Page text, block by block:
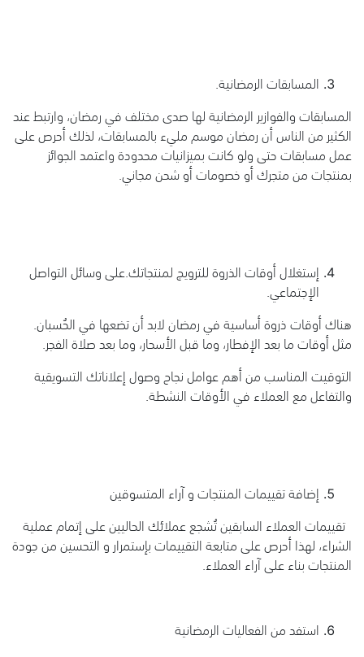
المسابقات الرمضانية.
المسابقات والفوازير الرمضانية لها صدى مختلف في رمضان، وارتبط عند
الكثير من الناس أن رمضان موسم مليء بالمسابقات، لذلك أحرص على
عمل مسابقات حتى ولو كانت بميزانيات محدودة واعتمد الجوائز
بمنتجات من متجرك أو خصومات أو شحن مجاني.
إستغلال أوقات الذروة للترويج لمنتجاتك.على وسائل التواصل
الإجتماعي.
هناك أوقات ذروة أساسية في رمضان لابد أن تضعها في الحُسبان.
مثل أوقات ما بعد الإفطار، وما قبل الأسحار، وما بعد صلاة الفجر.
التوقيت المناسب من أهم عوامل نجاح وصول إعلاناتك التسويقية
والتفاعل مع العملاء في الأوقات النشطة.
إضافة تقييمات المنتجات و آراء المتسوقين
تقييمات العملاء السابقين تُشجع عملائك الحاليين على إتمام عملية
الشراء، لهذا أحرص على متابعة التقييمات بإستمرار و التحسين من جودة
المنتجات بناء على آراء العملاء.
استفد من الفعاليات الرمضانية